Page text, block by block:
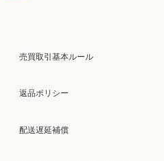
売買取引基本ルール
返品ポリシー
配送遅延補償